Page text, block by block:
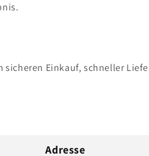
Einkauf, schneller
Adresse